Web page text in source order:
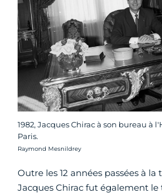
1982, Jacques Chirac à son bureau à
Paris.
Crédit photo :
Raymond Mesnildrey
Outre les 12 années passées à la
Jacques Chirac fut également